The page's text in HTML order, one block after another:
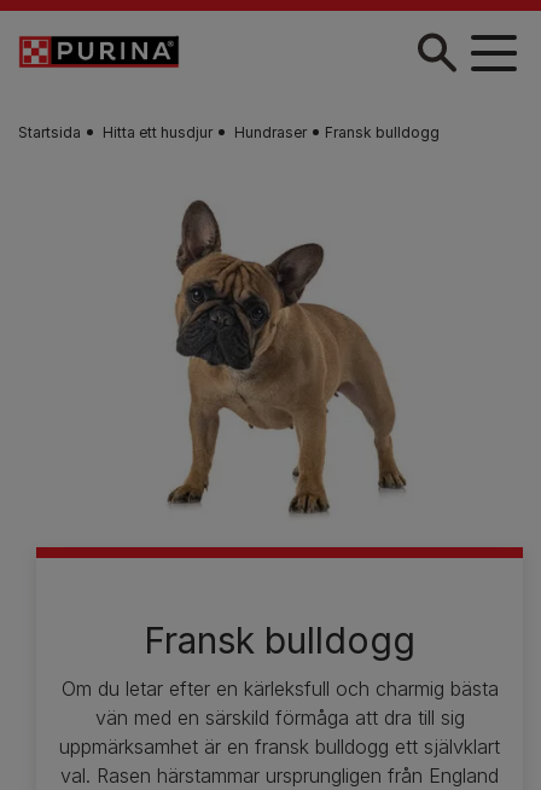
Skip to main content
Startsida Hitta ett husdjur​ Hundraser Fransk bulldogg
Fransk bulldogg
Om du letar efter en kärleksfull och charmig bästa
vän med en särskild förmåga att dra till sig
uppmärksamhet är en fransk bulldogg ett självklart
val. Rasen härstammar ursprungligen från England